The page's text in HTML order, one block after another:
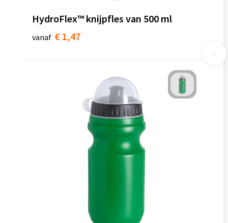
HydroFlex™ knijpfles van 500 ml
vanaf € 1,47